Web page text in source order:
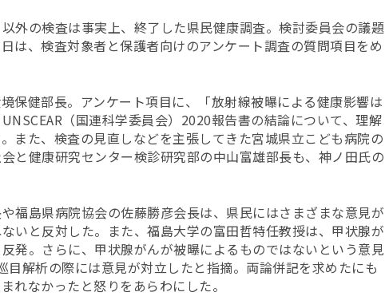
外の検査は事実上、終了した県民健康調査。検討委員会の議題
は、検査対象者と保護者向けのアンケート調査の質問項目をめ
保健部長。アンケート項目に、「放射線被曝による健康影響は
（国連科学委員会）2020報告書の結論について、理解
また、検査の見直しなどを主張してきた宮城県立こども病院の
と健康研究センター検診研究部の中山富雄部長も、神ノ田氏の
福島県病院協会の佐藤勝彦会長は、県民にはさまざまな意見が
いと反対した。また、福島大学の富田哲特任教授は、甲状腺が
発。さらに、甲状腺がんが被曝によるものではないという意見
解析の際には意見が対立したと指摘。両論併記を求めたにも
れなかったと怒りをあらわにした。